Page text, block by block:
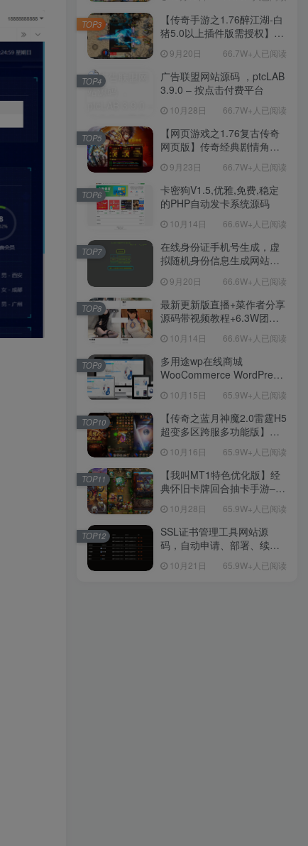
程-新版多功能GM网页后台
工具-安卓苹果IOS双端版
本！
【传奇手游之1.76醉江湖-白
猪5.0以上插件版需授权】三
手游-Win服务端源码视频架
设教程-新版GM多功能网页
授权物品后台-九层妖塔-法宠
直冲网页后台-安卓苹果IOS
双端版本！
9月20日 66.7W+人已阅读
TOP3
广告联盟网站源码 ，ptcLAB
3.9.0 – 按点击付费平台
10月28日 66.7W+人已阅读
TOP4
【网页游戏之1.76复古传奇
网页版】传奇经典剧情角色
扮演网页游戏-一键单机-打包
Win服务端源码视频架设教
程！
9月23日 66.7W+人已阅读
TOP5
卡密狗V1.5,优雅,免费,稳定
的PHP自动发卡系统源码
10月14日 66.6W+人已阅读
TOP6
在线身份证手机号生成，虚
拟随机身份信息生成网站源
9月20日 66.6W+人已阅读
TOP7
最新更新版直播+菜作者分享
源码带视频教程+6.3W团购
【源码+教程】
10月14日 66.6W+人已阅读
TOP8
多用途wp在线商城
WooCommerce WordPress
10月15日 65.9W+人已阅读
TOP9
【传奇之蓝月神魔2.0雷霆H5
超变多区跨服多功能版】三
理单机一键即玩镜像端-打包
Linux服务端源码-视频架设
教程
10月16日 65.9W+人已阅读
TOP10
【我叫MT1特色优化版】经
典怀旧卡牌回合抽卡手游–打
教程-多功能GM后台工具-网
页注册-安卓版本！
10月28日 65.9W+人已阅读
TOP11
SSL证书管理工具网站源
码，自动申请、部署、续期
10月21日 65.9W+人已阅读
TOP12